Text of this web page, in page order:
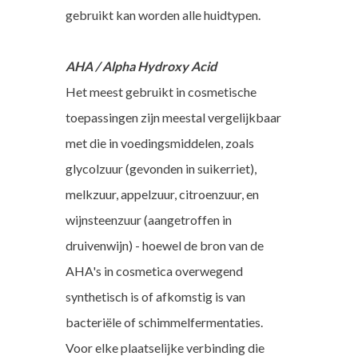
gebruikt kan worden alle huidtypen.
AHA / Alpha Hydroxy Acid
Het meest gebruikt in cosmetische
toepassingen zijn meestal vergelijkbaar
met die in voedingsmiddelen, zoals
glycolzuur (gevonden in suikerriet),
melkzuur, appelzuur, citroenzuur, en
wijnsteenzuur (aangetroffen in
druivenwijn) - hoewel de bron van de
AHA's in cosmetica overwegend
synthetisch is of afkomstig is van
bacteriële of schimmelfermentaties.
Voor elke plaatselijke verbinding die